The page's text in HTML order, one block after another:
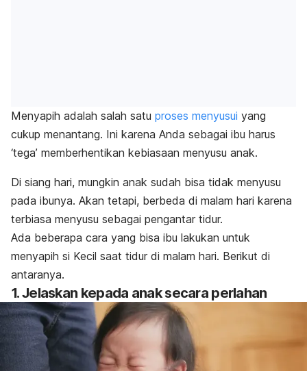
Menyapih adalah salah satu proses menyusui yang
cukup menantang. Ini karena Anda sebagai ibu harus
‘tega’ memberhentikan kebiasaan menyusu anak.
Di siang hari, mungkin anak sudah bisa tidak menyusu
pada ibunya. Akan tetapi, berbeda di malam hari karena
terbiasa menyusu sebagai pengantar tidur.
Ada beberapa cara yang bisa ibu lakukan untuk
menyapih si Kecil saat tidur di malam hari. Berikut di
antaranya.
1. Jelaskan kepada anak secara perlahan